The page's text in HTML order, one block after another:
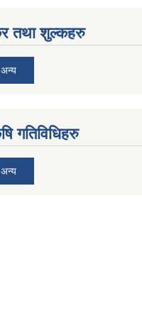
तथा शुल्कहरु
अन्य
गतिविधिहरु
अन्य